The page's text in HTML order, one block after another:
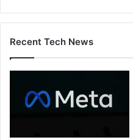
Recent Tech News